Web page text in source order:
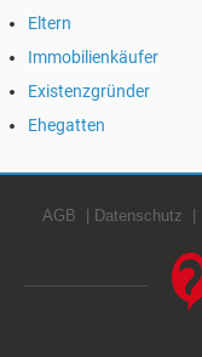
Eltern
Immobilienkäufer
Existenzgründer
Ehegatten
AGB Datenschutz